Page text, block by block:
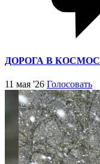
ДОРОГА В КОСМОС
11 мая '26 Голосовать